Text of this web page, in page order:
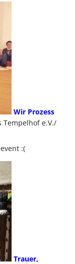
Wir Prozess
Tempelhof e.V./
:(
Trauer,